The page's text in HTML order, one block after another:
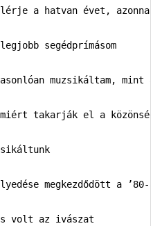
a hatvan évet, azonnal
segédprímásom
muzsikáltam, mint
miért takarják el a
megkezdődött a ’80-as
volt az ivászat